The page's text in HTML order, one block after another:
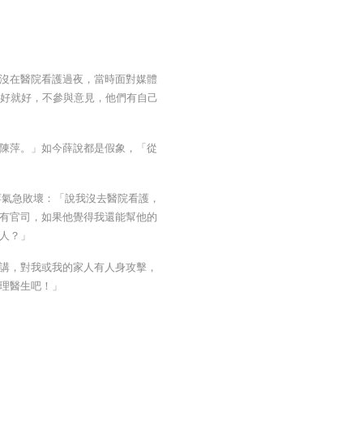
在醫院看護過夜，當時面對媒體
就好，不參與意見，他們有自己
萍。」如今薛說都是假象，「從
急敗壞：「說我沒去醫院看護，
官司，如果他覺得我還能幫他的
？」
，對我或我的家人有人身攻擊，
醫生吧！」